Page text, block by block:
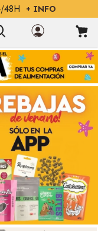
48H + INFO